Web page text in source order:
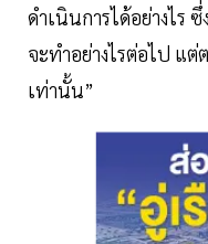
ดำเนินการได้อย่างไร
จะทำอย่างไรต่อไป แ
เท่านั้น”